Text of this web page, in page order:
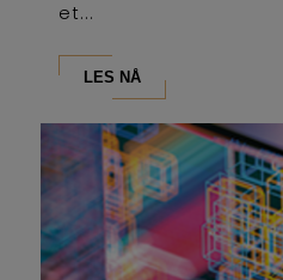
et...
LES NÅ